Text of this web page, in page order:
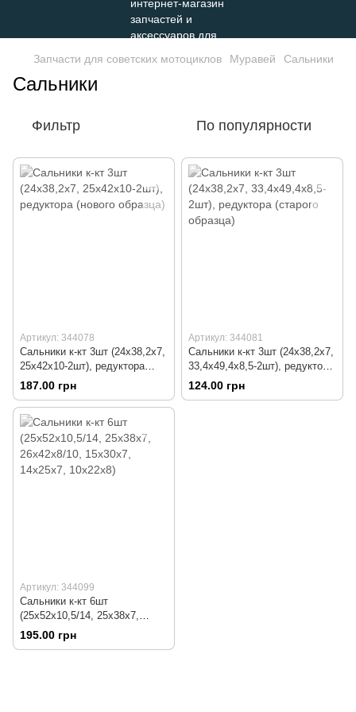
Запчасти для советских мотоциклов Муравей Сальники
Сальники
Фильтр По популярности
Артикул: 344078
Сальники к-кт 3шт (24х38,2х7,
25х42х10-2шт), редуктора
(нового образца)
187.00 грн
Артикул: 344081
Сальники к-кт 3шт (24х38,2х7,
33,4х49,4х8,5-2шт), редуктора
(старого образца)
124.00 грн
Артикул: 344099
Сальники к-кт 6шт
(25х52х10,5/14, 25х38х7,
26х42х8/10, 15х30х7, 14х25х7,
195.00 грн